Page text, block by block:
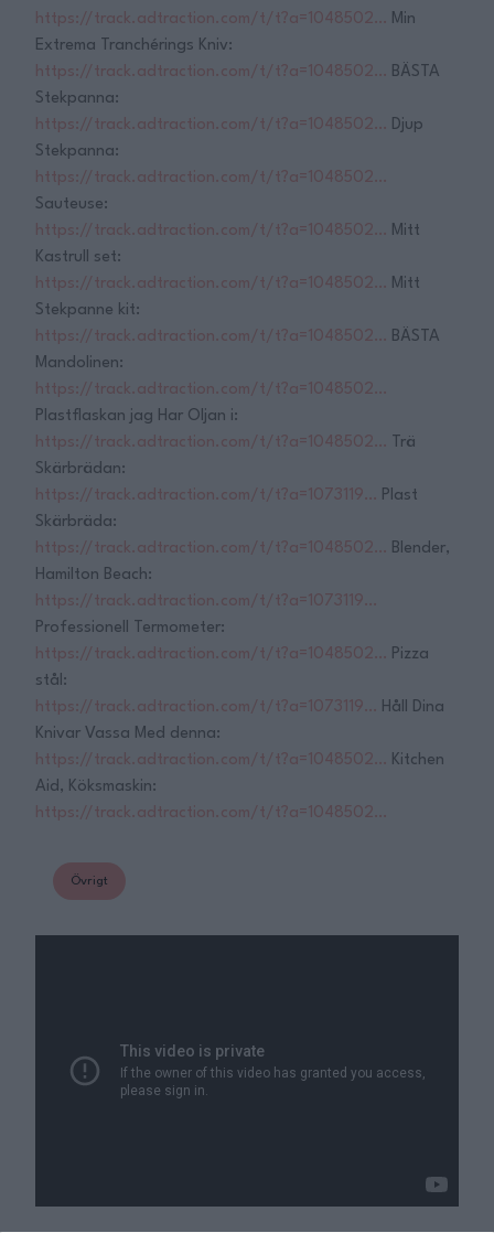
https://track.adtraction.com/t/t?a=1048502… Min
Extrema Tranchérings Kniv:
https://track.adtraction.com/t/t?a=1048502… BÄSTA
Stekpanna:
https://track.adtraction.com/t/t?a=1048502… Djup
Stekpanna:
https://track.adtraction.com/t/t?a=1048502…
Sauteuse:
https://track.adtraction.com/t/t?a=1048502… Mitt
Kastrull set:
https://track.adtraction.com/t/t?a=1048502… Mitt
Stekpanne kit:
https://track.adtraction.com/t/t?a=1048502… BÄSTA
Mandolinen:
https://track.adtraction.com/t/t?a=1048502…
Plastflaskan jag Har Oljan i:
https://track.adtraction.com/t/t?a=1048502… Trä
Skärbrädan:
https://track.adtraction.com/t/t?a=1073119… Plast
Skärbräda:
https://track.adtraction.com/t/t?a=1048502… Blender,
Hamilton Beach:
https://track.adtraction.com/t/t?a=1073119…
Professionell Termometer:
https://track.adtraction.com/t/t?a=1048502… Pizza
stål:
https://track.adtraction.com/t/t?a=1073119… Håll Dina
Knivar Vassa Med denna:
https://track.adtraction.com/t/t?a=1048502… Kitchen
Aid, Köksmaskin:
https://track.adtraction.com/t/t?a=1048502…
Övrigt